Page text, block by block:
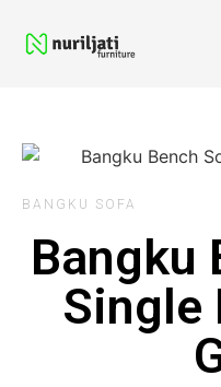
BANGKU SOFA
Bangku
Single